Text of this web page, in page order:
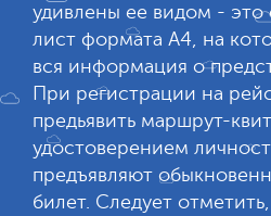
удивлены ее видом -
лист формата А4, на
вся информация о
При регистрации на
предьявить маршрут-
удостоверением
предъявляют
билет. Следует